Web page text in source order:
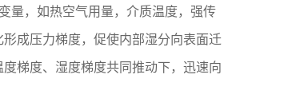
量，如热空气用量，介质温度，强传
成压力梯度，促使内部湿分向表面迁
梯度、湿度梯度共同推动下，迅速向